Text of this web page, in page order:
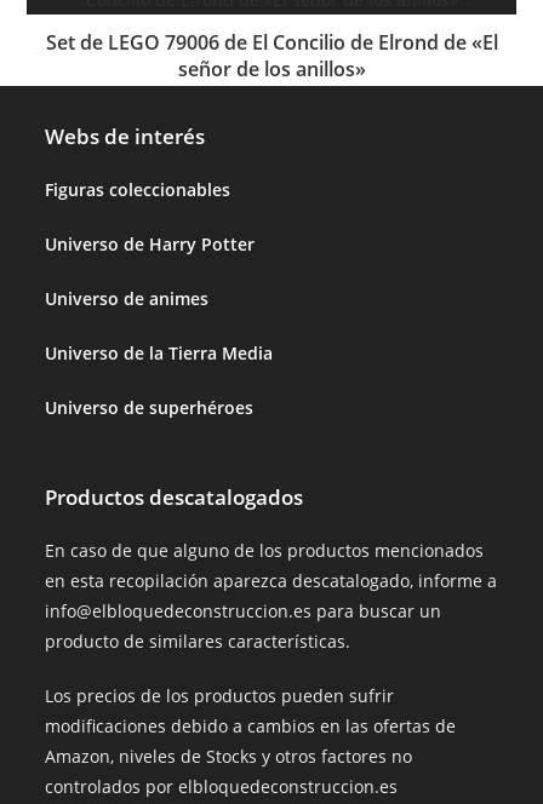
Set de LEGO 79006 de El Concilio de Elrond de «El
señor de los anillos»
Webs de interés
Figuras coleccionables
Universo de Harry Potter
Universo de animes
Universo de la Tierra Media
Universo de superhéroes
Productos descatalogados
En caso de que alguno de los productos mencionados
en esta recopilación aparezca descatalogado, informe a
info@elbloquedeconstruccion.es para buscar un
producto de similares características.
Los precios de los productos pueden sufrir
modificaciones debido a cambios en las ofertas de
Amazon, niveles de Stocks y otros factores no
controlados por elbloquedeconstruccion.es